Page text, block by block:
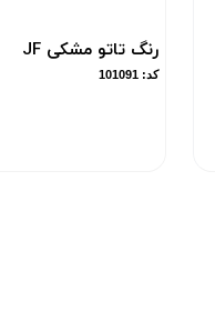
رنگ تاتو مشکی JF
کد: 101091